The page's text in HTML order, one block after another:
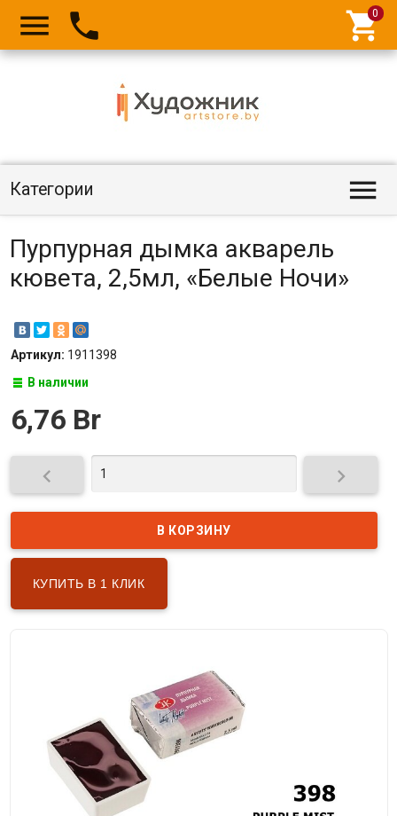
  
Категории 
Пурпурная дымка акварель
кювета, 2,5мл, «Белые Ночи»
Артикул: 1911398
В наличии
6,76 Br
 
КУПИТЬ В 1 КЛИК